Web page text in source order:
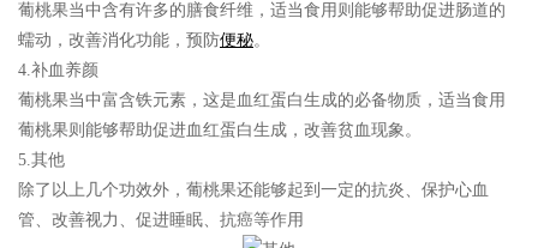
葡桃果当中含有许多的膳食纤维，适当食用则能够帮助促进肠道的
蠕动，改善消化功能，预防便秘。
4.补血养颜
葡桃果当中富含铁元素，这是血红蛋白生成的必备物质，适当食用
葡桃果则能够帮助促进血红蛋白生成，改善贫血现象。
5.其他
除了以上几个功效外，葡桃果还能够起到一定的抗炎、保护心血
管、改善视力、促进睡眠、抗癌等作用